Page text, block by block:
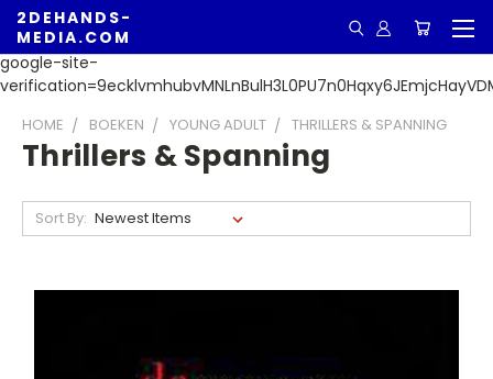
google-site-
2DEHANDS-
MEDIA.COM
HOME BOEKEN YOUNG ADULT THRILLERS & SPANNING
Thrillers & Spanning
Sort By: